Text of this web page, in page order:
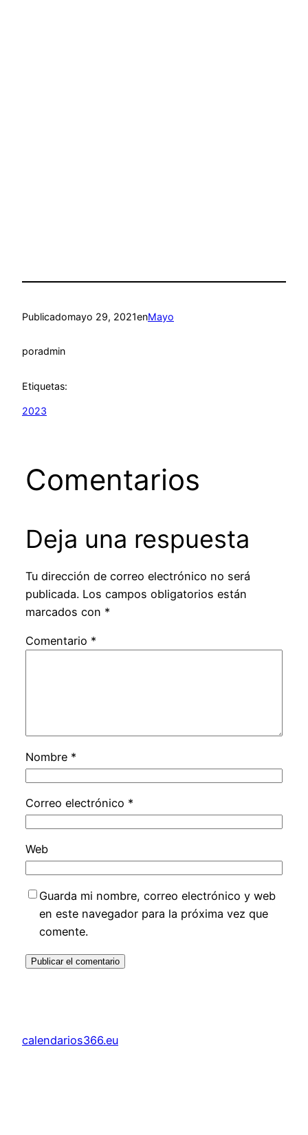
Publicadomayo 29, 2021enMayo
poradmin
Etiquetas:
2023
Comentarios
Deja una respuesta
Tu dirección de correo electrónico no será
publicada. Los campos obligatorios están
marcados con *
Comentario *
Nombre *
Correo electrónico *
Web
Guarda mi nombre, correo electrónico y web
en este navegador para la próxima vez que
comente.
calendarios366.eu